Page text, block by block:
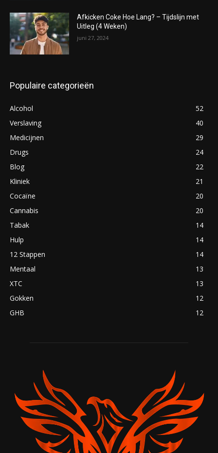
Afkicken Coke Hoe Lang? – Tijdslijn met
Uitleg (4 Weken)
juni 27, 2024
Populaire categorieën
Alcohol
52
Verslaving
40
Medicijnen
29
Drugs
24
Blog
22
Kliniek
21
Cocaïne
20
Cannabis
20
Tabak
14
Hulp
14
12 Stappen
14
Mentaal
13
XTC
13
Gokken
12
GHB
12